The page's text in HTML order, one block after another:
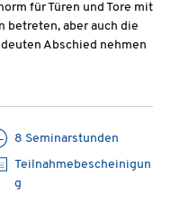
für Türen und Tore mit
betreten, aber auch die
Abschied nehmen
8 Seminarstunden
Teilnahmebescheinigun
g